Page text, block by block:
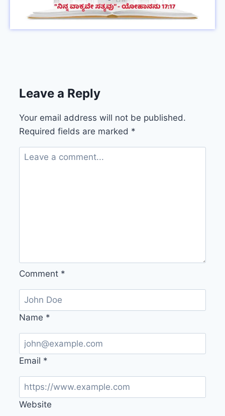
Leave a Reply
Your email address will not be published.
Required fields are marked *
Comment *
Name *
Email *
Website